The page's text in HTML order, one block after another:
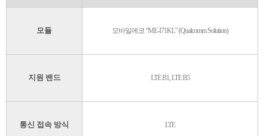
모듈 모바일에코 “ME-I71KL” (Qualcomm Solution)
지원 밴드 LTE B1, LTE B5
통신 접속 방식 LTE